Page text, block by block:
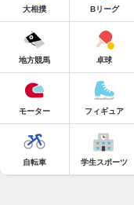
大相撲 Bリーグ
地方競馬 卓球
モーター フィギュア
自転車 学生スポーツ